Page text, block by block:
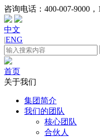
咨询电话： 400-007-9000，
中文
|ENG
首页
关于我们
集团简介
我们的团队
核心团队
合伙人